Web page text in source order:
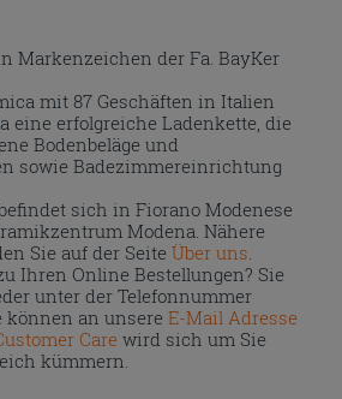
Markenzeichen der Fa. BayKer
mit 87 Geschäften in Italien
eine erfolgreiche Ladenkette, die
Bodenbeläge und
sowie Badezimmereinrichtung
sich in Fiorano Modenese
Modena. Nähere
Sie auf der Seite Über uns
Ihren Online Bestellungen? Sie
unter der Telefonnummer
können an unsereE-Mail Adresse
Care wird sich um Sie
kümmern.